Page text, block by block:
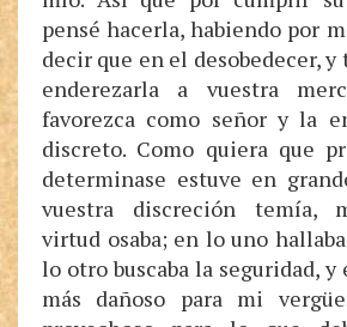
pensé hacerla, habiendo por
decir que en el desobedecer, y
enderezarla a vuestra
favorezca como señor y la
discreto. Como quiera que
determinase estuve en
vuestra discreción temía,
virtud osaba; en lo uno
lo otro buscaba la seguridad,
más dañoso para mi